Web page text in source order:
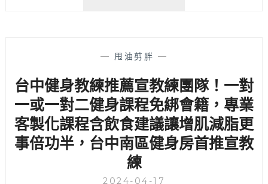
提
│
告
別
久
坐
痠
— 甩油剪胖 —
台中健身教練推薦宣教練團隊！一對
一或一對二健身課程免綁會籍，專業
客製化課程含飲食建議讓增肌減脂更
事倍功半，台中南區健身房首推宣教
練
2024-04-17